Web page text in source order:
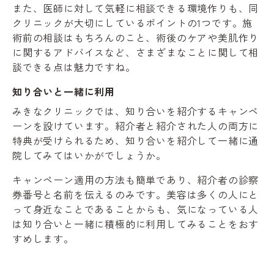
また、医師に対して気軽に相談できる環境作りも、同
クリニックが大切にしているポイントの1つです。施
術前の相談はもちろんのこと、術後のケアや美肌作り
に関するアドバイスなど、さまざまなことに関して相
談できる点は魅力ですね。
知り合いと一緒に利用
みきなクリニックでは、知り合いを紹介するキャンペ
ーンを設けています。紹介者と紹介された人の両方に
特典が受けられるため、知り合いを紹介して一緒に通
院してみてはいかがでしょうか。
キャンペーン適用の方法も簡単であり、紹介者の診察
券番号と名前を伝えるのみです。美容は多くの人にと
って身近なことであることからも、気になっている人
は知り合いと一緒に積極的に利用してみることをおす
すめします。